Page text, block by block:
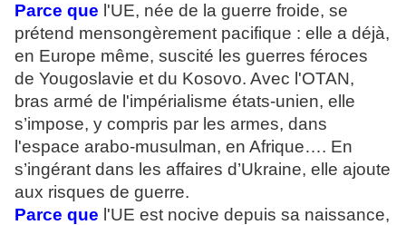
Parce que l'UE, née de la guerre froide, se
prétend mensongèrement pacifique : elle a déjà,
en Europe même, suscité les guerres féroces
de Yougoslavie et du Kosovo. Avec l'OTAN,
bras armé de l'impérialisme états-unien, elle
s’impose, y compris par les armes, dans
l'espace arabo-musulman, en Afrique…. En
s’ingérant dans les affaires d’Ukraine, elle ajoute
aux risques de guerre.
Parce que l'UE est nocive depuis sa naissance,